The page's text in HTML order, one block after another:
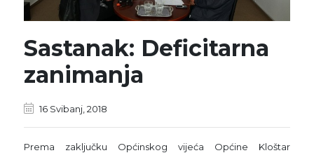
Sastanak: Deficitarna
zanimanja
16 Svibanj, 2018
Prema zaključku Općinskog vijeća Općine Kloštar